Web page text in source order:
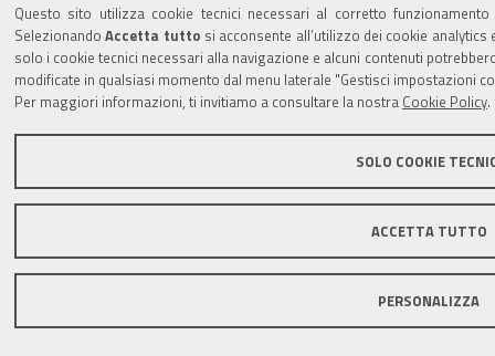
Questo sito utilizza cookie tecnici necessari al corretto
SelezionandoAccetta tutto si acconsente all’utilizzo dei cookie
solo i cookie tecnici necessari alla navigazione e alcuni contenuti
modificate in qualsiasi momento dal menu laterale "Gestisci impostazioni
Per maggiori informazioni, ti invitiamo a consultare la nostra Cookie Policy.
SOLO COOKIE
ACCETTA TUTTO
PERSONALIZZA